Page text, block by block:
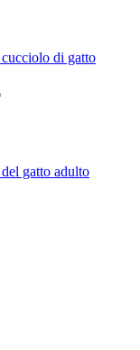
di gatto
gatto adulto